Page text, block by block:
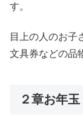
す。
目上の人のお子
文具券などの品
２章お年